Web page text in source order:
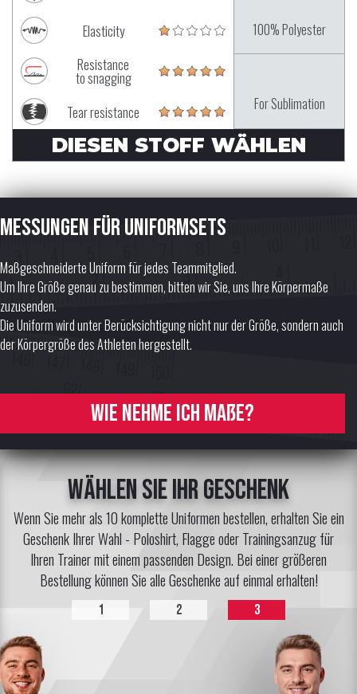
Elasticity
Resistance
to snagging
Tear resistance
100% Polyester
For Sublimation
DIESEN STOFF WÄHLEN
Messungen für Uniformsets
Maßgeschneiderte Uniform für jedes Teammitglied.
Um Ihre Größe genau zu bestimmen, bitten wir Sie, uns Ihre Körpermaße
zuzusenden.
Die Uniform wird unter Berücksichtigung nicht nur der Größe, sondern auch
der Körpergröße des Athleten hergestellt.
Wie nehme ich Maße?
Wählen Sie Ihr Geschenk
Wenn Sie mehr als 10 komplette Uniformen bestellen, erhalten Sie ein
Geschenk Ihrer Wahl - Poloshirt, Flagge oder Trainingsanzug für
Ihren Trainer mit einem passenden Design. Bei einer größeren
Bestellung können Sie alle Geschenke auf einmal erhalten!
1 2 3